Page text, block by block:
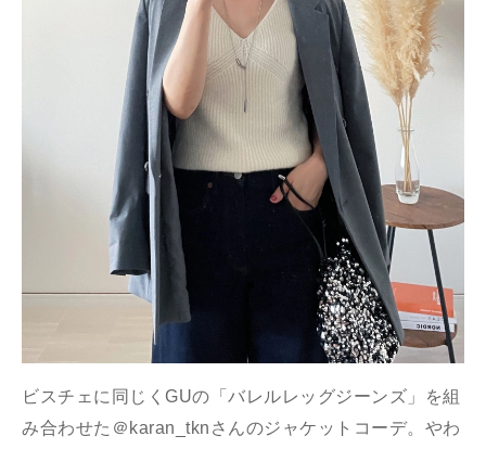
ビスチェに同じくGUの「バレルレッグジーンズ」を組
み合わせた＠karan_tknさんのジャケットコーデ。やわ